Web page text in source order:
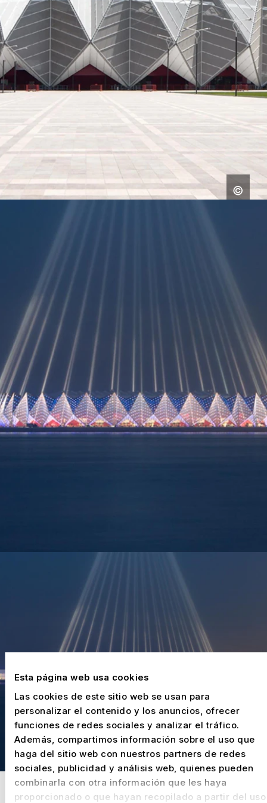
Esta página web usa cookies
Las cookies de este sitio web se usan para
personalizar el contenido y los anuncios, ofrecer
funciones de redes sociales y analizar el tráfico.
Además, compartimos información sobre el uso que
haga del sitio web con nuestros partners de redes
sociales, publicidad y análisis web, quienes pueden
combinarla con otra información que les haya
proporcionado o que hayan recopilado a partir del uso